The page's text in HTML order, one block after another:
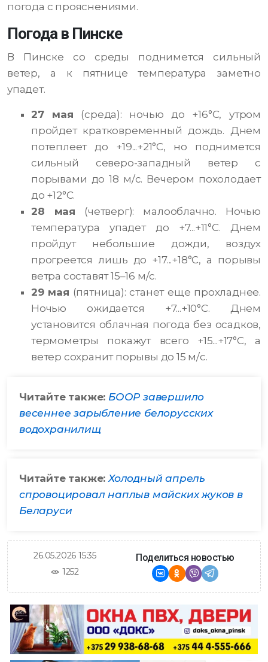
погода с прояснениями.
Погода в Пинске
В Пинске со среды поднимется сильный
ветер, а к пятнице температура заметно
упадет.
27 мая (среда): ночью до +16°С, утром
пройдет кратковременный дождь. Днем
потеплеет до +19...+21°С, но поднимется
сильный северо-западный ветер с
порывами до 18 м/с. Вечером похолодает
до +12°С.
28 мая (четверг): малооблачно. Ночью
температура упадет до +7...+11°С. Днем
пройдут небольшие дожди, воздух
прогреется лишь до +17...+18°С, а порывы
ветра составят 15–16 м/с.
29 мая (пятница): станет еще прохладнее.
Ночью ожидается +7...+10°С. Днем
установится облачная погода без осадков,
термометры покажут всего +15...+17°С, а
ветер сохранит порывы до 15 м/с.
Читайте также: БООР завершило
весеннее зарыбление белорусских
водохранилищ
Читайте также:Холодный апрель
спровоцировал наплыв майских жуков в
Беларуси
26.05.2026 15:35
1252
Поделиться новостью